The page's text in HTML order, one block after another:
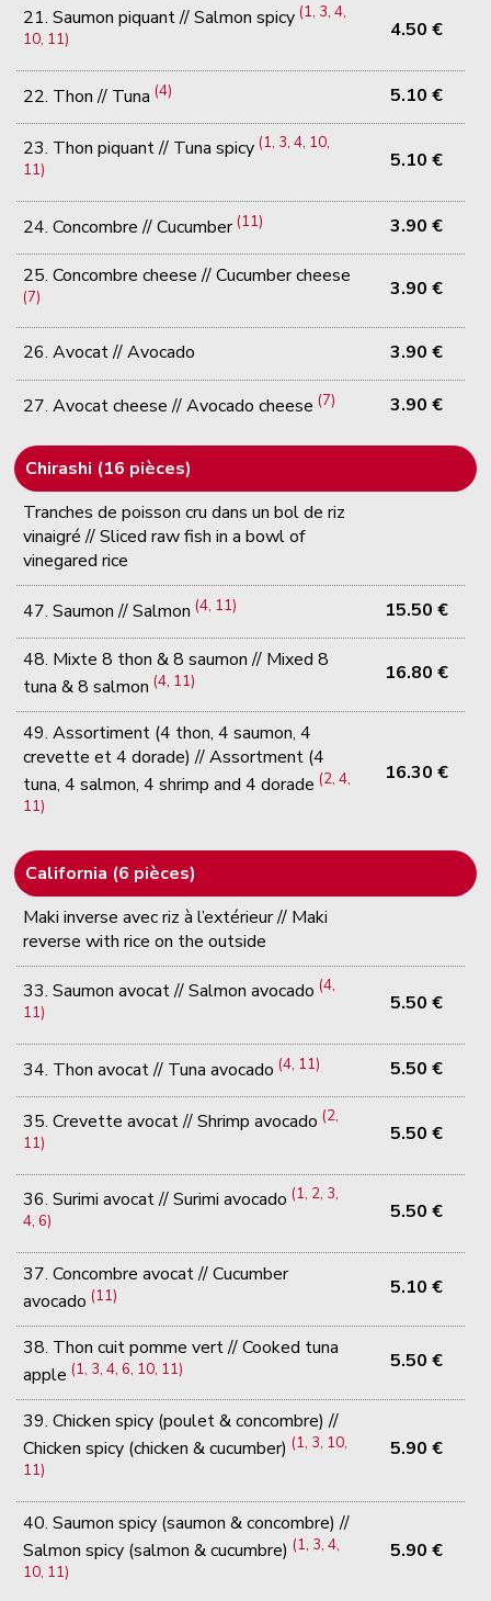
21. Saumon piquant // Salmon spicy(1, 3, 4,
10, 11)
4.50 €
22. Thon // Tuna(4) 5.10 €
23. Thon piquant // Tuna spicy(1, 3, 4, 10,
11)
5.10 €
24. Concombre // Cucumber(11) 3.90 €
25. Concombre cheese // Cucumber cheese
(7) 3.90 €
26. Avocat // Avocado 3.90 €
27. Avocat cheese // Avocado cheese(7) 3.90 €
Chirashi (16 pièces)
Tranches de poisson cru dans un bol de riz
vinaigré // Sliced raw fish in a bowl of
vinegared rice
47. Saumon // Salmon(4, 11) 15.50 €
48. Mixte 8 thon & 8 saumon // Mixed 8
tuna & 8 salmon(4, 11) 16.80 €
49. Assortiment (4 thon, 4 saumon, 4
crevette et 4 dorade) // Assortment (4
tuna, 4 salmon, 4 shrimp and 4 dorade(2, 4,
11)
16.30 €
California (6 pièces)
Maki inverse avec riz à l’extérieur // Maki
reverse with rice on the outside
33. Saumon avocat // Salmon avocado(4,
11)
5.50 €
34. Thon avocat // Tuna avocado(4, 11) 5.50 €
35. Crevette avocat // Shrimp avocado(2,
11)
5.50 €
36. Surimi avocat // Surimi avocado(1, 2, 3,
4, 6)
5.50 €
37. Concombre avocat // Cucumber
avocado(11) 5.10 €
38. Thon cuit pomme vert // Cooked tuna
apple(1, 3, 4, 6, 10, 11) 5.50 €
39. Chicken spicy (poulet & concombre) //
Chicken spicy (chicken & cucumber)(1, 3, 10,
11)
5.90 €
40. Saumon spicy (saumon & concombre) //
Salmon spicy (salmon & cucumbre)(1, 3, 4,
10, 11)
5.90 €